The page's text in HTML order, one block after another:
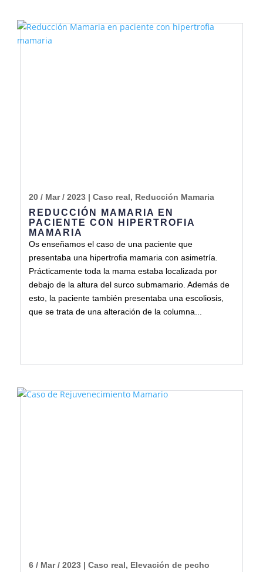
REDUCCIÓN MAMARIA EN
PACIENTE CON HIPERTROFIA
MAMARIA
20 / Mar / 2023| Caso real, Reducción Mamaria
Os enseñamos el caso de una paciente que
presentaba una hipertrofia mamaria con asimetría.
Prácticamente toda la mama estaba localizada por
debajo de la altura del surco submamario. Además de
esto, la paciente también presentaba una escoliosis,
que se trata de una alteración de la columna...
6 / Mar / 2023| Caso real, Elevación de pecho